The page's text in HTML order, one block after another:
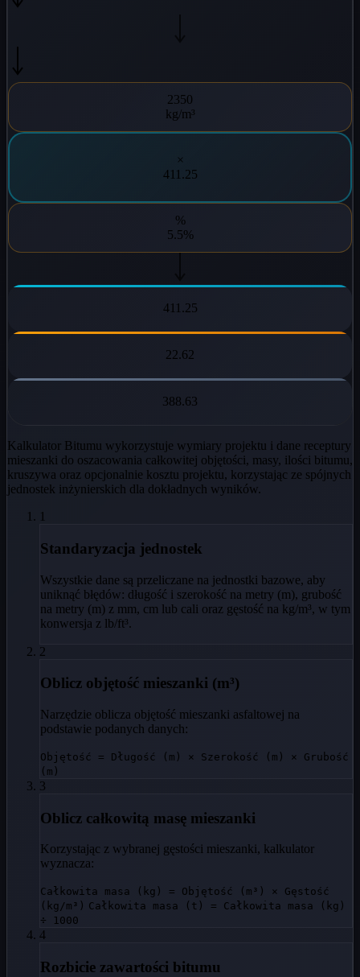
2350
kg/m³
×
411.25
%
5.5%
411.25
22.62
388.63
Kalkulator Bitumu wykorzystuje wymiary projektu i dane receptury
mieszanki do oszacowania całkowitej objętości, masy, ilości bitumu,
kruszywa oraz opcjonalnie kosztu projektu, korzystając ze spójnych
jednostek inżynierskich dla dokładnych wyników.
1
Standaryzacja jednostek
Wszystkie dane są przeliczane na jednostki bazowe, aby
uniknąć błędów: długość i szerokość na metry (m), grubość
na metry (m) z mm, cm lub cali oraz gęstość na kg/m³, w tym
konwersja z lb/ft³.
2
Oblicz objętość mieszanki (m³)
Narzędzie oblicza objętość mieszanki asfaltowej na
podstawie podanych danych:
Objętość = Długość (m) × Szerokość (m) × Grubość
(m)
3
Oblicz całkowitą masę mieszanki
Korzystając z wybranej gęstości mieszanki, kalkulator
wyznacza:
Całkowita masa (kg) = Objętość (m³) × Gęstość
(kg/m³) Całkowita masa (t) = Całkowita masa (kg)
÷ 1000
4
Rozbicie zawartości bitumu